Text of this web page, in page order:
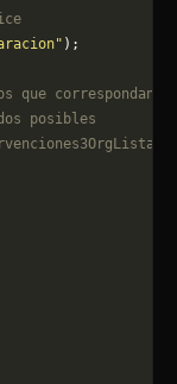
);
que correspondan.
posibles